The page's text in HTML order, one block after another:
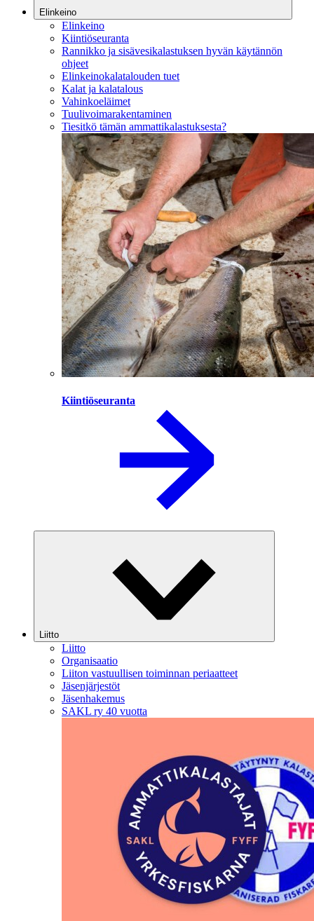
Elinkeino
Elinkeino
Kiintiöseuranta
Rannikko ja sisävesikalastuksen hyvän käytännön
ohjeet
Elinkeinokalatalouden tuet
Kalat ja kalatalous
Vahinkoeläimet
Tuulivoimarakentaminen
Tiesitkö tämän ammattikalastuksesta?
Kiintiöseuranta
Liitto
Liitto
Organisaatio
Liiton vastuullisen toiminnan periaatteet
Jäsenjärjestöt
Jäsenhakemus
SAKL ry 40 vuotta